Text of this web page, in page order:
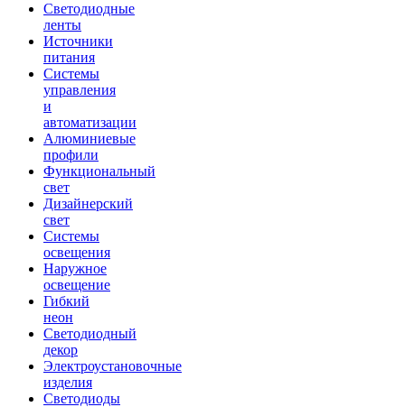
Светодиодные
ленты
Источники
питания
Системы
управления
и
автоматизации
Алюминиевые
профили
Функциональный
свет
Дизайнерский
свет
Системы
освещения
Наружное
освещение
Гибкий
неон
Светодиодный
декор
Электроустановочные
изделия
Светодиоды